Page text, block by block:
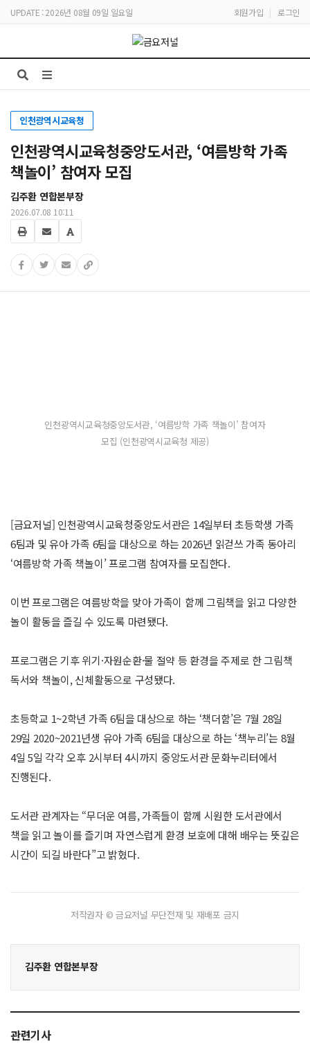
UPDATE : 2026년 08월 09일 일요일 회원가입 | 로그인
인천광역시교육청
인천광역시교육청중앙도서관, ‘여름방학 가족
책놀이’ 참여자 모집
김주환 연합본부장
2026.07.08 10:11
인천광역시교육청중앙도서관, ‘여름방학 가족 책놀이’ 참여자
모집 (인천광역시교육청 제공)
[금요저널] 인천광역시교육청중앙도서관은 14일부터 초등학생 가족
6팀과 및 유아 가족 6팀을 대상으로 하는 2026년 읽걷쓰 가족 동아리
‘여름방학 가족 책놀이’ 프로그램 참여자를 모집한다.
이번 프로그램은 여름방학을 맞아 가족이 함께 그림책을 읽고 다양한
놀이 활동을 즐길 수 있도록 마련됐다.
프로그램은 기후 위기·자원순환·물 절약 등 환경을 주제로 한 그림책
독서와 책놀이, 신체활동으로 구성됐다.
초등학교 1~2학년 가족 6팀을 대상으로 하는 ‘책더함’은 7월 28일
29일 2020~2021년생 유아 가족 6팀을 대상으로 하는 ‘책누리’는 8월
4일 5일 각각 오후 2시부터 4시까지 중앙도서관 문화누리터에서
진행된다.
도서관 관계자는 “무더운 여름, 가족들이 함께 시원한 도서관에서
책을 읽고 놀이를 즐기며 자연스럽게 환경 보호에 대해 배우는 뜻깊은
시간이 되길 바란다”고 밝혔다.
저작권자 © 금요저널 무단전재 및 재배포 금지
김주환 연합본부장
관련기사